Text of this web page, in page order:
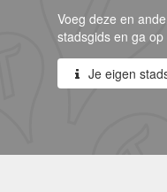
Voeg deze en
stadsgids en ga
Je eigen